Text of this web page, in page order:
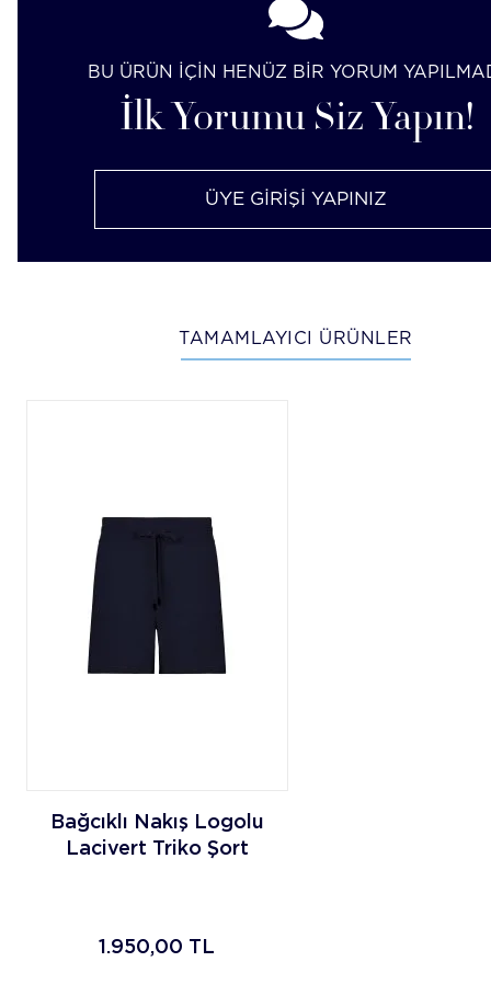
BU ÜRÜN İÇİN HENÜZ BİR YORUM
İlk Yorumu Siz Yapın!
ÜYE GİRİŞİ YAPINIZ
TAMAMLAYICI ÜRÜNLER
Bağcıklı Nakış Logolu
Lacivert Triko Şort
1.950,00 TL